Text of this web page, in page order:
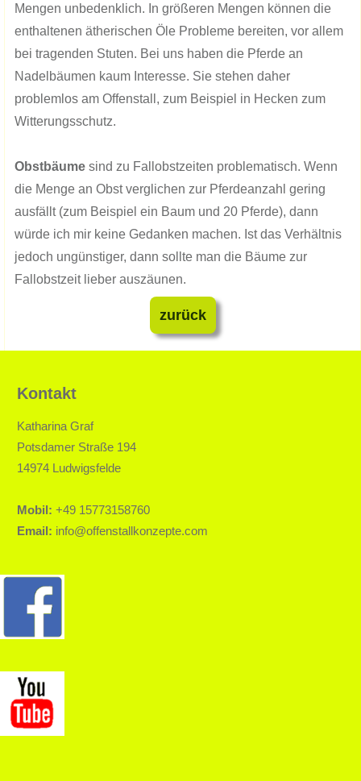
Mengen unbedenklich. In größeren Mengen können die
enthaltenen ätherischen Öle Probleme bereiten, vor allem
bei tragenden Stuten. Bei uns haben die Pferde an
Nadelbäumen kaum Interesse. Sie stehen daher
problemlos am Offenstall, zum Beispiel in Hecken zum
Witterungsschutz.
Obstbäume sind zu Fallobstzeiten problematisch. Wenn
die Menge an Obst verglichen zur Pferdeanzahl gering
ausfällt (zum Beispiel ein Baum und 20 Pferde), dann
würde ich mir keine Gedanken machen. Ist das Verhältnis
jedoch ungünstiger, dann sollte man die Bäume zur
Fallobstzeit lieber auszäunen.
zurück
Kontakt
Katharina Graf
Potsdamer Straße 194
14974 Ludwigsfelde
Mobil: +49 15773158760
Email: info@offenstallkonzepte.com